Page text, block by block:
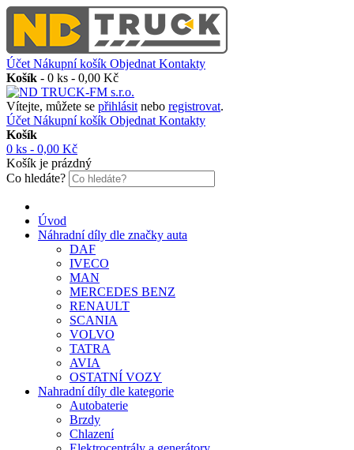
Účet Nákupní košík Objednat Kontakty
Košík - 0 ks - 0,00 Kč
Vítejte, můžete se přihlásit nebo registrovat.
Účet Nákupní košík Objednat Kontakty
Košík
0 ks - 0,00 Kč
Košík je prázdný
Co hledáte?
Úvod
Náhradní díly dle značky auta
DAF
IVECO
MAN
MERCEDES BENZ
RENAULT
SCANIA
VOLVO
TATRA
AVIA
OSTATNÍ VOZY
Nahradní díly dle kategorie
Autobaterie
Brzdy
Chlazení